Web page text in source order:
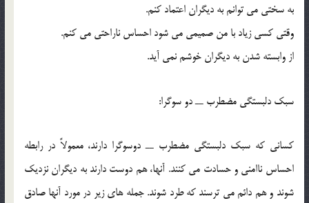
به سختي مي توانم به ديگران اعتماد کنم.
وقتي کسي زياد با من صميمي مي شود احساس ناراحتي مي کنم.
از وابسته شدن به ديگران خوشم نمي آيد.
سبک دلبستگي مضطرب ــ دو سوگرا:
کساني که سبک دلبستگي مضطرب ــ دوسوگرا دارند، معمولاً در رابطه
احساس ناامني و حسادت مي کنند. آنها، هم دوست دارند به ديگران نزديک
شوند و هم دائم مي ترسند که طرد شوند. جمله هاي زير در مورد آنها صادق